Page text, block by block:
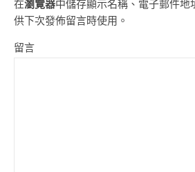
在瀏覽器中儲存顯示名稱、電子郵件
供下次發佈留言時使用。
留言